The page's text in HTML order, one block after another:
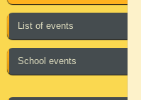
List of events
School events